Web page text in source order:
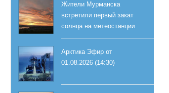
Жители Мурманска
встретили первый закат
солнца на метеостанции
Арктика Эфир от
01.08.2026 (14:30)